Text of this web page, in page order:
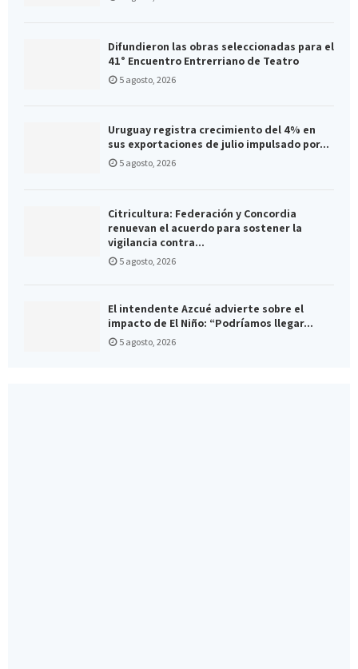
Difundieron las obras seleccionadas para el
41° Encuentro Entrerriano de Teatro
5 agosto, 2026
Uruguay registra crecimiento del 4% en
sus exportaciones de julio impulsado por...
5 agosto, 2026
Citricultura: Federación y Concordia
renuevan el acuerdo para sostener la
vigilancia contra...
5 agosto, 2026
El intendente Azcué advierte sobre el
impacto de El Niño: “Podríamos llegar...
5 agosto, 2026